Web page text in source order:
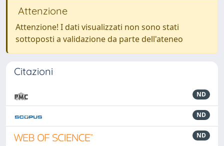
Attenzione
Attenzione! I dati visualizzati non sono stati
sottoposti a validazione da parte dell'ateneo
Citazioni
ND
ND
ND